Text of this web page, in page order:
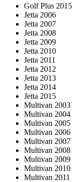
Golf Plus 2015
Jetta 2006
Jetta 2007
Jetta 2008
Jetta 2009
Jetta 2010
Jetta 2011
Jetta 2012
Jetta 2013
Jetta 2014
Jetta 2015
Multivan 2003
Multivan 2004
Multivan 2005
Multivan 2006
Multivan 2007
Multivan 2008
Multivan 2009
Multivan 2010
Multivan 2011